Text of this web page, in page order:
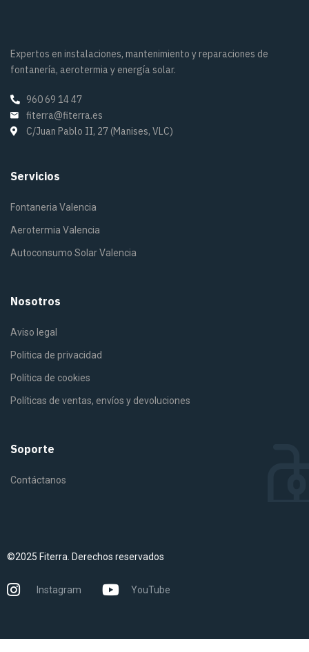
Expertos en instalaciones, mantenimiento y reparaciones de
fontanería, aerotermia y energía solar.
960 69 14 47
fiterra@fiterra.es
C/Juan Pablo II, 27 (Manises, VLC)
Servicios
Fontaneria Valencia
Aerotermia Valencia
Autoconsumo Solar Valencia
Nosotros
Aviso legal
Politica de privacidad
Política de cookies
Políticas de ventas, envíos y devoluciones
Soporte
Contáctanos
©2025 Fiterra. Derechos reservados
Instagram YouTube